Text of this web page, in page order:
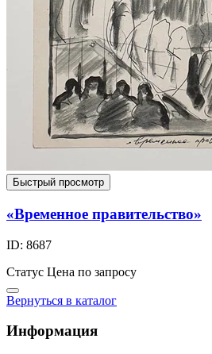
Быстрый просмотр
«Временное правительство»
ID: 8687
Статус Цена по запросу
Вернуться в каталог
Информация